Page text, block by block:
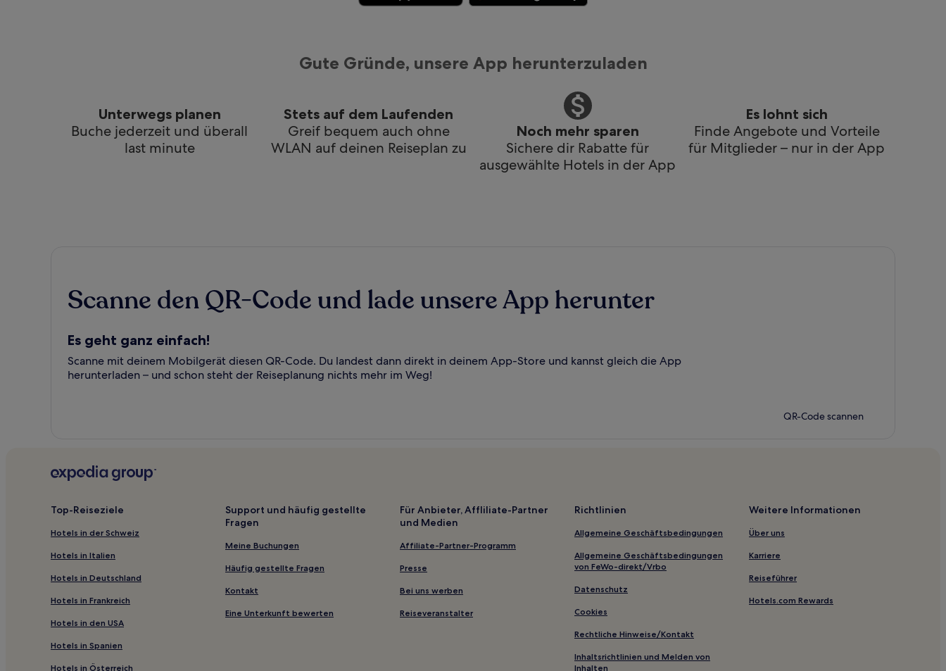
Gute Gründe, unsere App herunterzuladen
Unterwegs planen
Buche jederzeit und überall
last minute
Stets auf dem Laufenden
Greif bequem auch ohne
WLAN auf deinen Reiseplan zu
Noch mehr sparen
Sichere dir Rabatte für
ausgewählte Hotels in der App
Es lohnt sich
Finde Angebote und Vorteile
für Mitglieder – nur in der App
Scanne den QR-Code und lade unsere App herunter
Es geht ganz einfach!
Scanne mit deinem Mobilgerät diesen QR-Code. Du landest dann direkt in deinem App-Store und kannst gleich die App
herunterladen – und schon steht der Reiseplanung nichts mehr im Weg!
QR-Code scannen
Top-Reiseziele
Hotels in der Schweiz
Hotels in Italien
Hotels in Deutschland
Hotels in Frankreich
Hotels in den USA
Hotels in Spanien
Hotels in Österreich
Support und häufig gestellte
Fragen
Meine Buchungen
Häufig gestellte Fragen
Kontakt
Eine Unterkunft bewerten
Für Anbieter, Affliliate-Partner
und Medien
Affiliate-Partner-Programm
Presse
Bei uns werben
Reiseveranstalter
Richtlinien
Allgemeine Geschäftsbedingungen
Allgemeine Geschäftsbedingungen
von FeWo-direkt/Vrbo
Datenschutz
Cookies
Rechtliche Hinweise/Kontakt
Inhaltsrichtlinien und Melden von
Inhalten
Weitere Informationen
Über uns
Karriere
Reiseführer
Hotels.com Rewards